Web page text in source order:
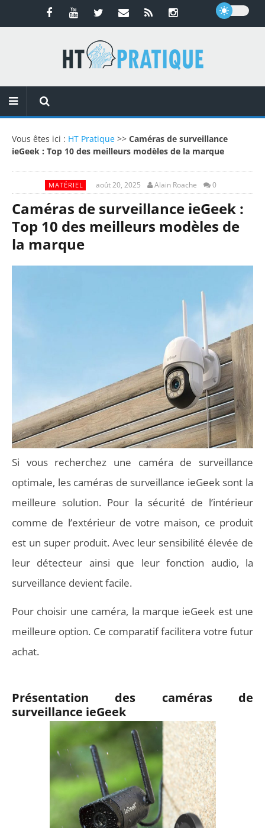
Vous êtes ici : HT Pratique >> Caméras de surveillance
ieGeek : Top 10 des meilleurs modèles de la marque
MATÉRIEL août 20, 2025 Alain Roache 0
Caméras de surveillance ieGeek :
Top 10 des meilleurs modèles de
la marque
Si vous recherchez une caméra de surveillance
optimale, les caméras de surveillance ieGeek sont la
meilleure solution. Pour la sécurité de l’intérieur
comme de l’extérieur de votre maison, ce produit
est un super produit. Avec leur sensibilité élevée de
leur détecteur ainsi que leur fonction audio, la
surveillance devient facile.
Pour choisir une caméra, la marque ieGeek est une
meilleure option. Ce comparatif facilitera votre futur
achat.
Présentation des caméras de
surveillance ieGeek